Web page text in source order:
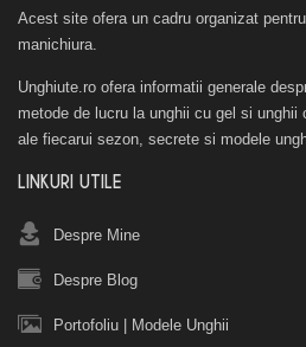
Acest site ofera un cadru organizat
manichiura.
Unghiute.ro ofera informatii generale
metode de lucru la unghii cu gel si
ale fiecarui sezon, secrete si modele
LINKURI UTILE
Despre Mine
Despre Blog
Portofoliu Modele Unghii